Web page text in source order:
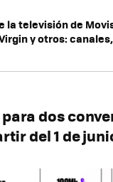
la televisión de
y otros:
dos
del 1 de